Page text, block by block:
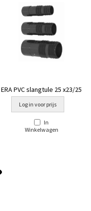
ERA PVC slangtule 25 x23/25
Log in voor prijs
In
Winkelwagen